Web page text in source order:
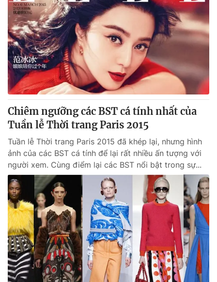
Chiêm ngưỡng các BST cá tính nhất của
Tuần lễ Thời trang Paris 2015
Tuần lễ Thời trang Paris 2015 đã khép lại, nhưng hình
ảnh của các BST cá tính để lại rất nhiều ấn tượng với
người xem. Cùng điểm lại các BST nổi bật trong sự...